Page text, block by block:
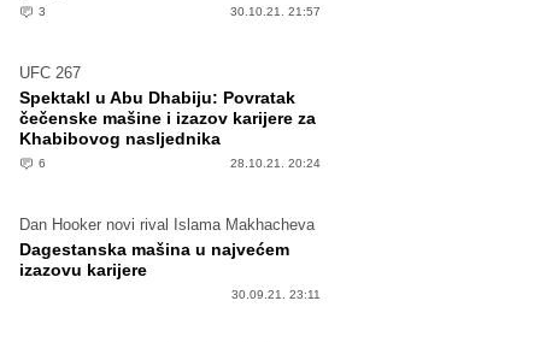
3 30.10.21. 21:57
UFC 267
Spektakl u Abu Dhabiju: Povratak
čečenske mašine i izazov karijere za
Khabibovog nasljednika
6 28.10.21. 20:24
Dan Hooker novi rival Islama Makhacheva
Dagestanska mašina u najvećem
izazovu karijere
30.09.21. 23:11